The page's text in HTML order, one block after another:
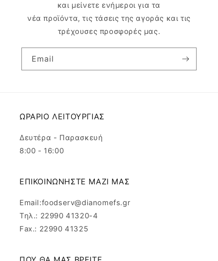
και μείνετε ενήμεροι για τα
νέα προϊόντα, τις τάσεις της αγοράς και τις
τρέχουσες προσφορές μας.
Email
ΩΡΑΡΙΟ ΛΕΙΤΟΥΡΓΙΑΣ
Δευτέρα - Παρασκευή
8:00 - 16:00
ΕΠΙΚΟΙΝΩΝΗΣΤΕ ΜΑΖΙ ΜΑΣ
Email:foodserv@dianomefs.gr
Τηλ.: 22990 41320-4
Fax.: 22990 41325